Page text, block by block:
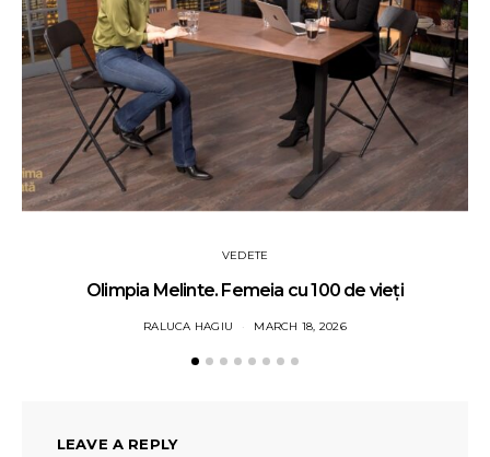
VEDETE
Olimpia Melinte. Femeia cu 100 de vieți
RALUCA HAGIU MARCH 18, 2026
LEAVE A REPLY